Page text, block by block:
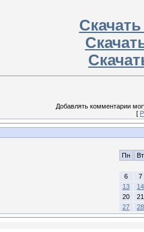
Добавлять комментарии
[
Пн Вт
6
7
13
14
20
21
27
28